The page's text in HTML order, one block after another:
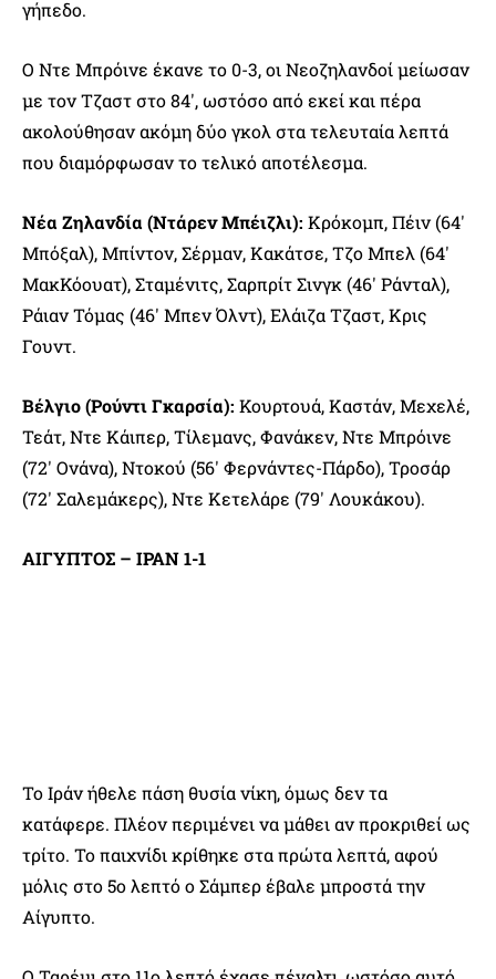
γήπεδο.
Ο Ντε Μπρόινε έκανε το 0-3, οι Νεοζηλανδοί μείωσαν
με τον Τζαστ στο 84′, ωστόσο από εκεί και πέρα
ακολούθησαν ακόμη δύο γκολ στα τελευταία λεπτά
που διαμόρφωσαν το τελικό αποτέλεσμα.
Νέα Ζηλανδία (Ντάρεν Μπέιζλι): Κρόκομπ, Πέιν (64′
Μπόξαλ), Μπίντον, Σέρμαν, Κακάτσε, Τζο Μπελ (64′
ΜακΚόουατ), Σταμένιτς, Σαρπρίτ Σινγκ (46′ Ράνταλ),
Ράιαν Τόμας (46′ Μπεν Όλντ), Ελάιζα Τζαστ, Κρις
Γουντ.
Βέλγιο (Ρούντι Γκαρσία): Κουρτουά, Καστάν, Μεχελέ,
Τεάτ, Ντε Κάιπερ, Τίλεμανς, Φανάκεν, Ντε Μπρόινε
(72′ Ονάνα), Ντοκού (56′ Φερνάντες-Πάρδο), Τροσάρ
(72′ Σαλεμάκερς), Ντε Κετελάρε (79′ Λουκάκου).
ΑΙΓΥΠΤΟΣ – ΙΡΑΝ 1-1
Το Ιράν ήθελε πάση θυσία νίκη, όμως δεν τα
κατάφερε. Πλέον περιμένει να μάθει αν προκριθεί ως
τρίτο. Το παιχνίδι κρίθηκε στα πρώτα λεπτά, αφού
μόλις στο 5ο λεπτό ο Σάμπερ έβαλε μπροστά την
Αίγυπτο.